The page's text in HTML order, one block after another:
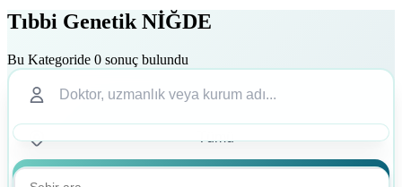
Tıbbi Genetik NİĞDE
Bu Kategoride 0 sonuç bulundu